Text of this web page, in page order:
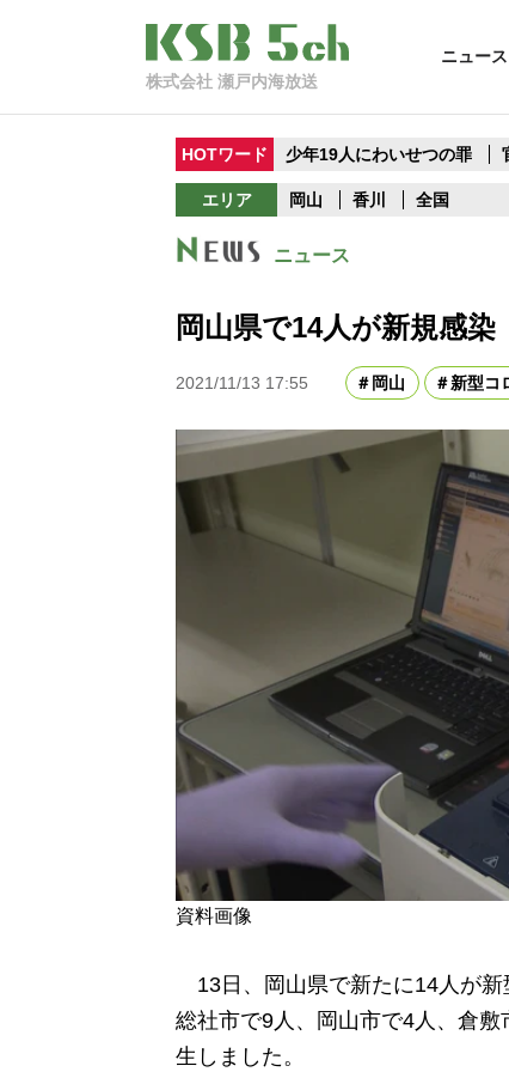
株式会社 瀬戸内海放送
ニュース
HOTワード 少年19人にわいせつの罪
エリア 岡山 香川 全国
ニュース
岡山県で14人が新規感染
2021/11/13 17:55 岡山 新型コ
資料画像
13日、岡山県で新たに14人が新
総社市で9人、岡山市で4人、倉
生しました。